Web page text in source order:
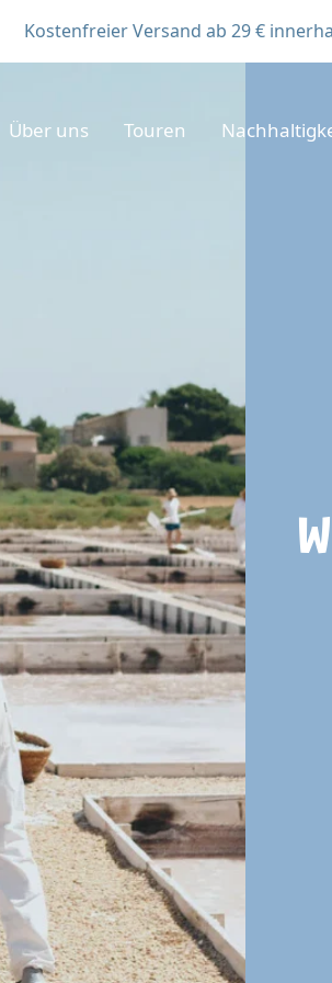
Kostenfreier Versand ab 29 €
Über uns Touren